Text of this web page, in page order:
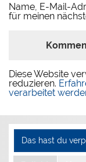
Name, E-Mail-
für meinen
Diese Website
reduzieren.
verarbeitet
Das hast du